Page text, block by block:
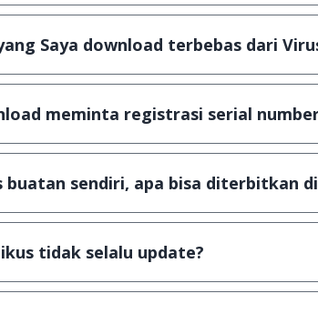
& games yang gratis (Freeware) dan
Saya download terbebas dari
dengan 3 jenis Antivirus (Kaspersky,
meminta registrasi serial
ada beberapa aplikasi & games yang
sendiri, apa bisa diterbitkan di
info@jalantikus.comdengan menyertakan
tidak selalu update?
yang ada di JalanTikus, hingga saat ini